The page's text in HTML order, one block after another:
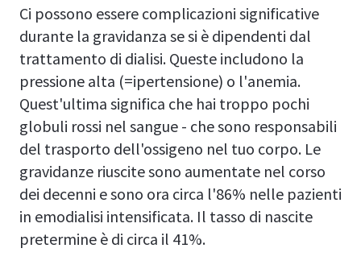
Ci possono essere complicazioni significative
durante la gravidanza se si è dipendenti dal
trattamento di dialisi. Queste includono la
pressione alta (=ipertensione) o l'anemia.
Quest'ultima significa che hai troppo pochi
globuli rossi nel sangue - che sono responsabili
del trasporto dell'ossigeno nel tuo corpo. Le
gravidanze riuscite sono aumentate nel corso
dei decenni e sono ora circa l'86% nelle pazienti
in emodialisi intensificata. Il tasso di nascite
pretermine è di circa il 41%.